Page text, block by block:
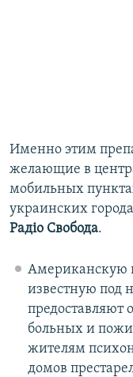
Именно этим
желающие в
мобильных
украинских
Радіо Свобода.
Американскую
известную под
предоставляют
больных и
жителям
домов